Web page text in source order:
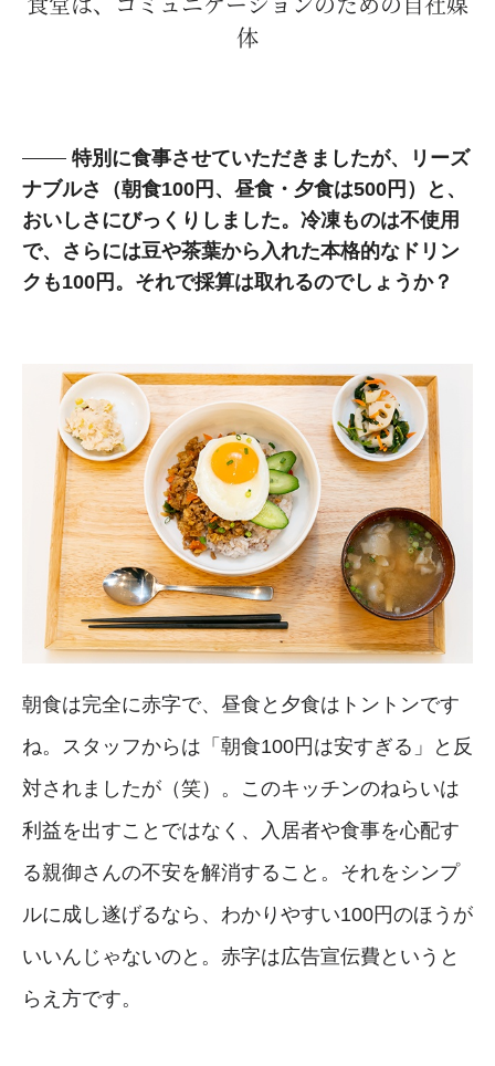
体
特別に食事させていただきましたが、リーズ
ナブルさ（朝食100円、昼食・夕食は500円）と、
おいしさにびっくりしました。冷凍ものは不使用
で、さらには豆や茶葉から入れた本格的なドリン
クも100円。それで採算は取れるのでしょうか？
朝食は完全に赤字で、昼食と夕食はトントンです
ね。スタッフからは「朝食100円は安すぎる」と反
対されましたが（笑）。このキッチンのねらいは
利益を出すことではなく、入居者や食事を心配す
る親御さんの不安を解消すること。それをシンプ
ルに成し遂げるなら、わかりやすい100円のほうが
いいんじゃないのと。赤字は広告宣伝費というと
らえ方です。